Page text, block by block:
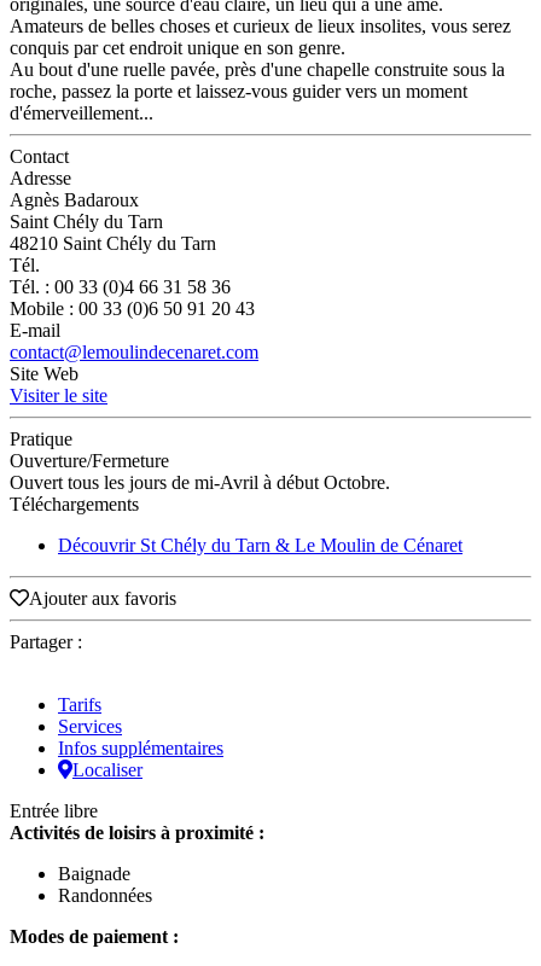
originales, une source d'eau claire, un lieu qui a une âme.
Amateurs de belles choses et curieux de lieux insolites, vous serez
conquis par cet endroit unique en son genre.
Au bout d'une ruelle pavée, près d'une chapelle construite sous la
roche, passez la porte et laissez-vous guider vers un moment
d'émerveillement...
Contact
Adresse
Agnès Badaroux
Saint Chély du Tarn
48210 Saint Chély du Tarn
Tél.
Tél. : 00 33 (0)4 66 31 58 36
Mobile : 00 33 (0)6 50 91 20 43
E-mail
contact@lemoulindecenaret.com
Site Web
Visiter le site
Pratique
Ouverture/Fermeture
Ouvert tous les jours de mi-Avril à début Octobre.
Téléchargements
Découvrir St Chély du Tarn & Le Moulin de Cénaret
Ajouter aux favoris
Partager :
Tarifs
Services
Infos supplémentaires
Localiser
Entrée libre
Activités de loisirs à proximité :
Baignade
Randonnées
Modes de paiement :